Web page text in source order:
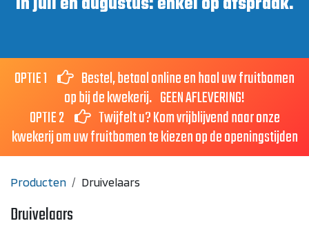
OPTIE 1
Bestel, betaal online en haal uw fruitbomen
op bij de kwekerij. GEEN AFLEVERING!
OPTIE 2
Twijfelt u? Kom vrijblijvend naar onze
kwekerij om uw fruitbomen te kiezen op de openingstijden
Producten Druivelaars
Druivelaars